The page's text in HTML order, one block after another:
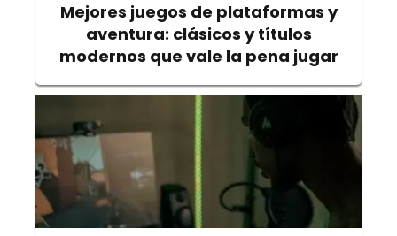
Mejores juegos de plataformas y
aventura: clásicos y títulos
modernos que vale la pena jugar